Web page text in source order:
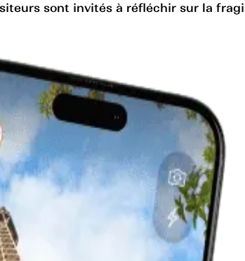
sont invités à réfléchir sur la